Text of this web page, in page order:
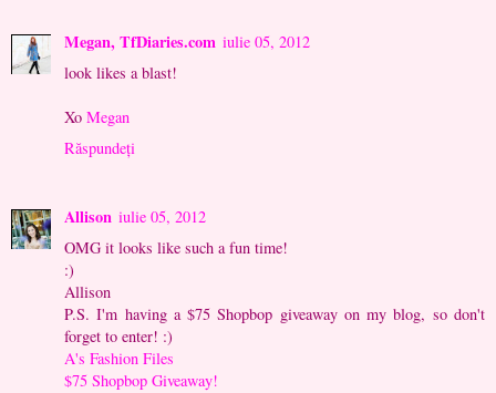
Megan, TfDiaries.com iulie 05, 2012
look likes a blast!
Xo Megan
Răspundeți
Allison iulie 05, 2012
OMG it looks like such a fun time!
:)
Allison
P.S. I'm having a $75 Shopbop giveaway on my blog, so don't
forget to enter! :)
A's Fashion Files
$75 Shopbop Giveaway!